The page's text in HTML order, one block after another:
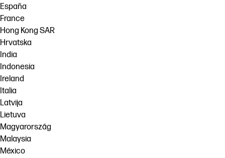
España
France
Hong Kong SAR
Hrvatska
India
Indonesia
Ireland
Italia
Latvija
Lietuva
Magyarország
Malaysia
México